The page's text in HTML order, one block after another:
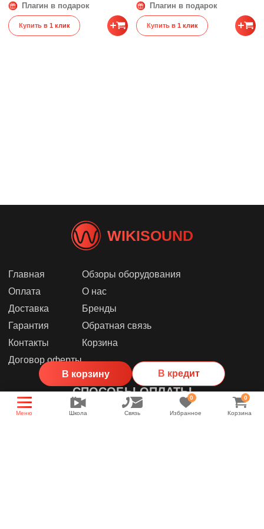
В корзину В кредит
Вес
Плагин в подарок
Купить в 1 клик
Плагин в подарок
Купить в 1 клик
WIKISOUND
Главная
Оплата
Доставка
Гарантия
Контакты
Договор оферты
Обзоры оборудования
О нас
Бренды
Обратная связь
Корзина
СПОСОБЫ ОПЛАТЫ
Меню Школа Связь
0
Избранное
0
Корзина